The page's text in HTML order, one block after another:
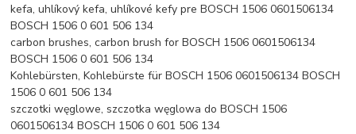
kefa, uhlíkový kefa, uhlíkové kefy pre BOSCH 1506 0601506134
BOSCH 1506 0 601 506 134
carbon brushes, carbon brush for BOSCH 1506 0601506134
BOSCH 1506 0 601 506 134
Kohlebürsten, Kohlebürste für BOSCH 1506 0601506134 BOSCH
1506 0 601 506 134
szczotki węglowe, szczotka węglowa do BOSCH 1506
0601506134 BOSCH 1506 0 601 506 134